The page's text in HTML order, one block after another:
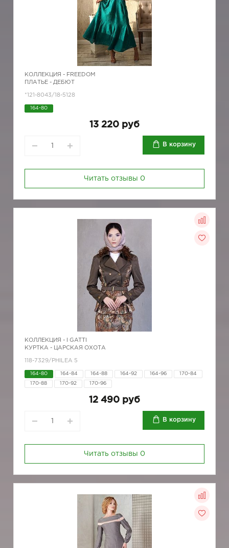
КОЛЛЕКЦИЯ - FREEDOM
ПЛАТЬЕ - ДЕБЮТ
*121-8043/18-5128
164-80
13 220 руб
В корзину
Читать отзывы 0
КОЛЛЕКЦИЯ -
I GATTI
КУРТКА - ЦАРСКАЯ ОХОТА
118-7329/PHILEA 5
164-80 164-84 164-88 164-92 164-96 170-84
170-88 170-92 170-96
12 490 руб
В корзину
Читать отзывы 0